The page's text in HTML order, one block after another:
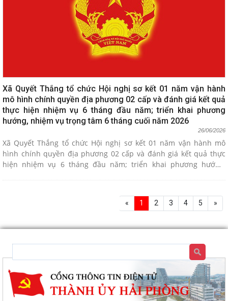
Xã Quyết Thắng tổ chức Hội nghị sơ kết 01 năm vận hành
mô hình chính quyền địa phương 02 cấp và đánh giá kết quả
thực hiện nhiệm vụ 6 tháng đầu năm; triển khai phương
hướng, nhiệm vụ trọng tâm 6 tháng cuối năm 2026
26/06/2026
Xã Quyết Thắng tổ chức Hội nghị sơ kết 01 năm vận hành mô
hình chính quyền địa phương 02 cấp và đánh giá kết quả thực
hiện nhiệm vụ 6 tháng đầu năm; triển khai phương hướng,
« 1 2 3 4 5 »